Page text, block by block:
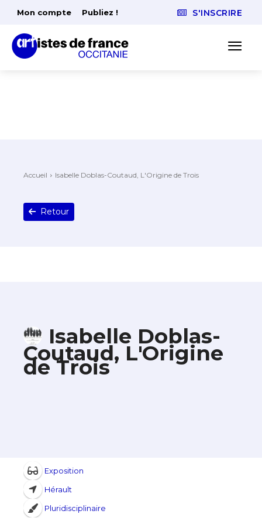
Mon compte Publiez ! S'INSCRIRE
Accueil Isabelle Doblas-Coutaud, L'Origine de Trois
Retour
Isabelle Doblas-
Coutaud, L'Origine
de Trois
Exposition
Hérault
Pluridisciplinaire